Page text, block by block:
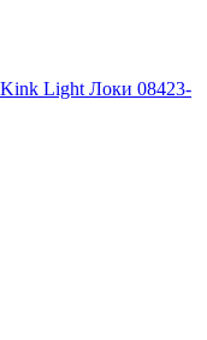
Light Локи 08423-